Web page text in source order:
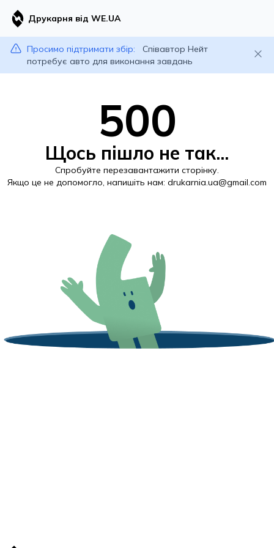
Друкарня від WE.UA
Просимо підтримати збір:
Співавтор Нейт
потребує авто для виконання завдань
500
Щось пішло не так...
Спробуйте перезавантажити сторінку.
Якщо це не допомогло, напишіть нам: drukarnia.ua@gmail.com